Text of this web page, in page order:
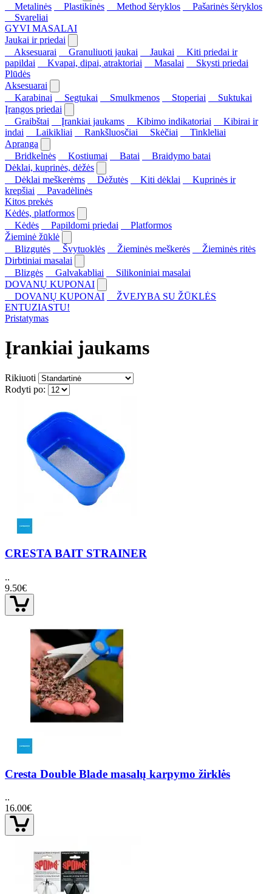
Metalinės
Plastikinės Method šėryklos
Pašarinės šėryklos
Svareliai
GYVI MASALAI
Jaukai ir priedai
Aksesuarai
Granuliuoti jaukai Jaukai
Kiti priedai ir
papildai
Kvapai, dipai, atraktoriai Masalai
Skysti priedai
Plūdės
Aksesuarai
Karabinai
Segtukai Smulkmenos Stoperiai
Suktukai
Įrangos priedai
Graibštai
Įrankiai jaukams Kibimo indikatoriai
Kibirai ir
indai
Laikikliai Rankšluosčiai Skėčiai
Tinkleliai
Apranga
Bridkelnės
Kostiumai Batai
Braidymo batai
Dėklai, kuprinės, dėžės
Dėklai meškerėms
Dėžutės Kiti dėklai
Kuprinės ir
krepšiai
Pavadėlinės
Kitos prekės
Kėdės, platformos
Kėdės
Papildomi priedai
Platformos
Žieminė žūklė
Blizgutės
Švytuoklės Žieminės meškerės
Žieminės ritės
Dirbtiniai masalai
Blizgės
Galvakabliai
Silikoniniai masalai
DOVANŲ KUPONAI
DOVANŲ KUPONAI
ŽVEJYBA SU ŽŪKLĖS
ENTUZIASTU!
Pristatymas
Įrankiai jaukams
Rikiuoti
Rodyti po:
CRESTA BAIT STRAINER
..
9.50€
Cresta Double Blade masalų karpymo žirklės
..
16.00€